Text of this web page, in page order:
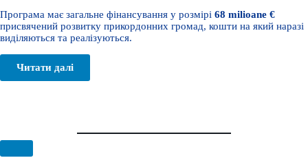
Програма має загальне фінансування у розмірі 68 milioane €
присвячений розвитку прикордонних громад, кошти на який наразі
виділяються та реалізуються.
Читати далі